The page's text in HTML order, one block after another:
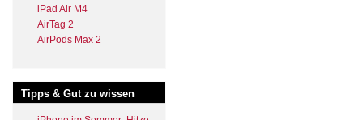
iPad Air M4
AirTag 2
AirPods Max 2
Tipps & Gut zu wissen